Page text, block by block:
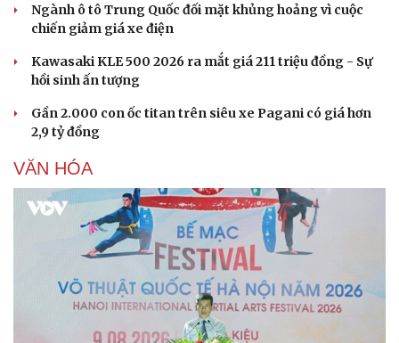
Ngành ô tô Trung Quốc đối mặt khủng hoảng vì cuộc
chiến giảm giá xe điện
Kawasaki KLE 500 2026 ra mắt giá 211 triệu đồng - Sự
hồi sinh ấn tượng
Gần 2.000 con ốc titan trên siêu xe Pagani có giá hơn
2,9 tỷ đồng
VĂN HÓA